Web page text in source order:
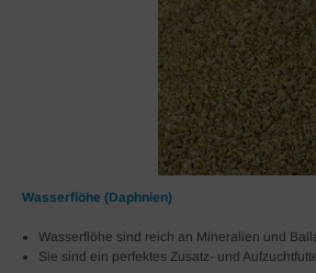
Wasserflöhe (Daphnien)
Wasserflöhe sind reich an Mineralien und
Sie sind ein perfektes Zusatz- und